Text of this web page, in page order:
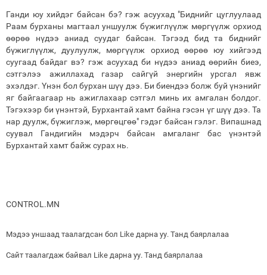
Ганди юу хийдэг байсан бэ? гэж асуухад "Биднийг цуглуулаад
Раам бурханы магтаал уншуулж бүжиглүүлж мөргүүлж орхиод
өөрөө нүдээ аниад суудаг байсан. Тэгээд бид та биднийг
бүжиглүүлж, дуулуулж, мөргүүлж орхиод өөрөө юу хийгээд
суугаад байдаг вэ? гэж асуухад би нүдээ аниад өөрийн биеэ,
сэтгэлээ ажиллахад газар сайгүй энергийн урсгал явж
эхэлдэг. Үнэн бол бурхан шүү дээ. Би биендээ болж буй үнэнийг
яг байгаагаар нь ажиглахаар сэтгэл минь их амгалан болдог.
Тэгэхээр би үнэнтэй, Бурхантай хамт байна гэсэн үг шүү дээ. Та
нар дуулж, бүжиглэж, мөргөцгөө" гэдэг байсан гэлэг. Випашнад
суувал Гандигийн мэдэрч байсан амгаланг бас үнэнтэй
Бурхантай хамт байж сурах нь.
CONTROL.MN
Мэдээ уншаад таалагдсан бол Like дарна уу. Танд баярлалаа
Сайт таалагдаж байвал Like дарна уу. Танд баярлалаа